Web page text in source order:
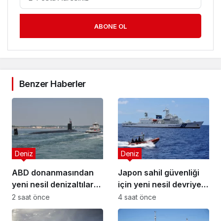
ABONE OL
Benzer Haberler
ABD donanmasından
yeni nesil denizaltılar
için sınıf hamlesi
Deniz
2 saat önce
Japon sahil güvenliği
için yeni nesil devriye
gemisi üretildi
Deniz
4 saat önce